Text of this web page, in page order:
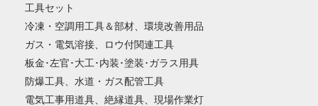
工具セット
冷凍・空調用工具＆部材、環境改善用品
ガス・電気溶接、ロウ付関連工具
板金･左官･大工･内装･塗装･ガラス用具
防爆工具、水道・ガス配管工具
電気工事用道具、絶縁道具、現場作業灯